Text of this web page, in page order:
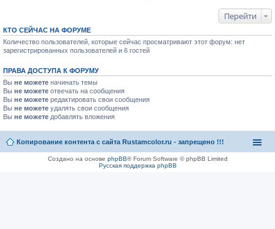
Перейти
КТО СЕЙЧАС НА ФОРУМЕ
Количество пользователей, которые сейчас просматривают этот форум: нет
зарегистрированных пользователей и 6 гостей
ПРАВА ДОСТУПА К ФОРУМУ
Вы не можете начинать темы
Вы не можете отвечать на сообщения
Вы не можете редактировать свои сообщения
Вы не можете удалять свои сообщения
Вы не можете добавлять вложения
Копирование контента с сайта Rustamcolor.ru - запрещено !!!
Создано на основе phpBB® Forum Software © phpBB Limited
Русская поддержка phpBB